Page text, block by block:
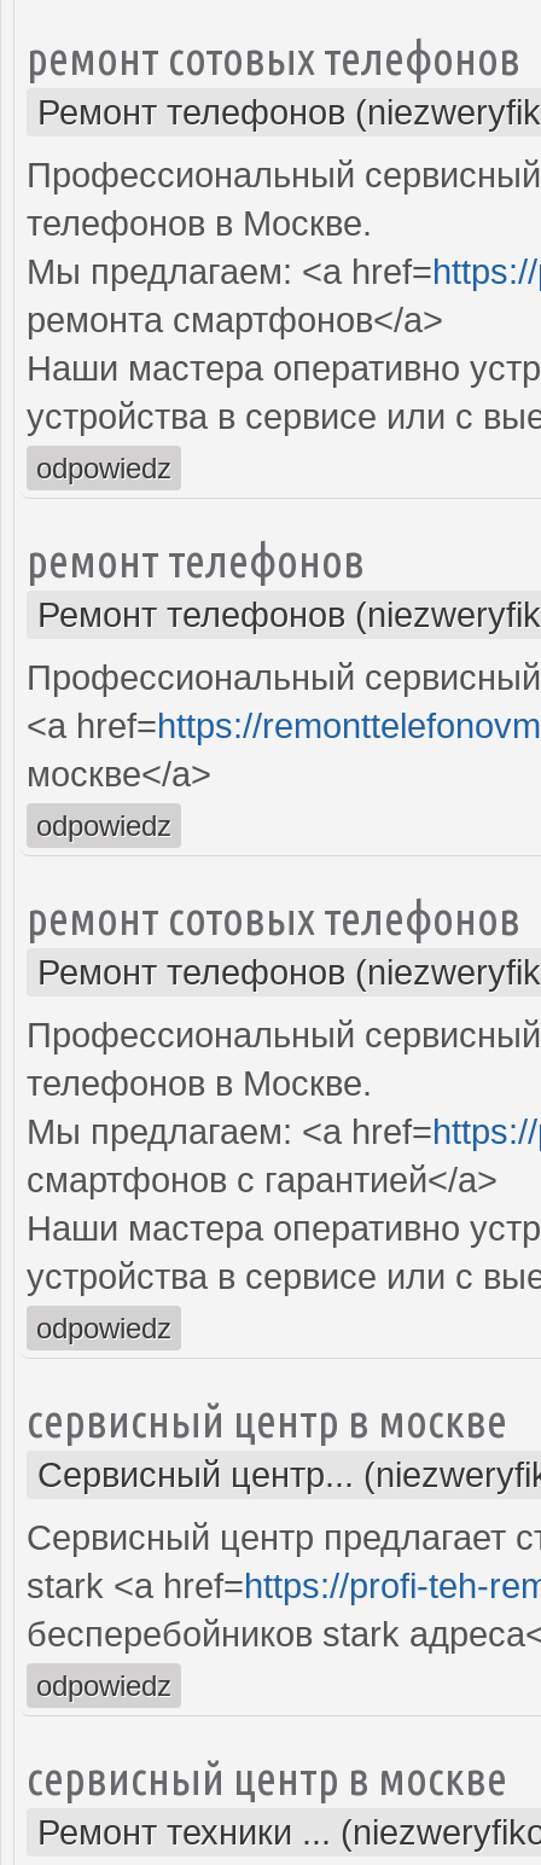
ремонт сотовых телефонов
Ремонт телефонов
Профессиональный
телефонов в Москве.
Мы предлагаем: <a href=
ремонта смартфонов</a>
Наши мастера оперативно
устройства в сервисе или с
odpowiedz
ремонт телефонов
Ремонт телефонов
Профессиональный
<a href=https://
москве</a>
odpowiedz
ремонт сотовых телефонов
Ремонт телефонов
Профессиональный
телефонов в Москве.
Мы предлагаем: <a href=
смартфонов с гарантией</a>
Наши мастера оперативно
устройства в сервисе или с
odpowiedz
сервисный центр в москве
Сервисный центр...
Сервисный центр предлагает
stark <a href=https://profi-teh-
бесперебойников stark
odpowiedz
сервисный центр в москве
Ремонт техники ...